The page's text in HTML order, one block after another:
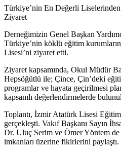
Türkiye’nin En Değerli
Ziyaret
Derneğimizin Genel Başkan
Türkiye’nin köklü eğitim
Lisesi’ni ziyaret etti.
Ziyaret kapsamında, Okul Müdür
Hepsöğütlü ile; Çince, Çin’deki
programlar ve hayata geçirilmesi
kapsamlı değerlendirmelerde
Toplantı, İzmir Atatürk Lisesi Eğitim
gerçekleşti. Vakıf Başkanı Sayın
Dr. Uluç Serim ve Ömer Yöntem
imkanları üzerine fikirlerini paylaştı.